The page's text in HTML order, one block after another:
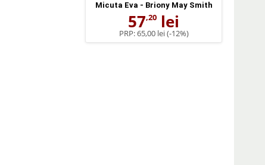
Micuta Eva - Briony May Smith
57,20 lei
PRP:65,00 lei(-12%)